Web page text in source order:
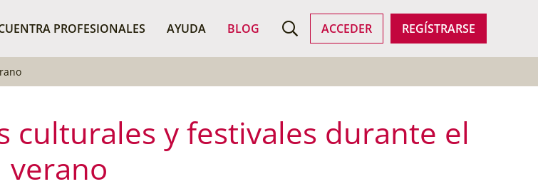
PROFESIONALES AYUDA BLOG ACCEDER REGÍSTRARSE
BUSCAR BLOG
culturales y festivales durante el
verano